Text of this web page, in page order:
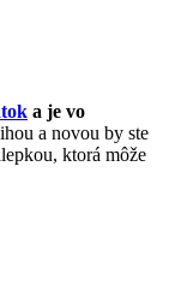
a je vo
a novou by ste
ktorá môže